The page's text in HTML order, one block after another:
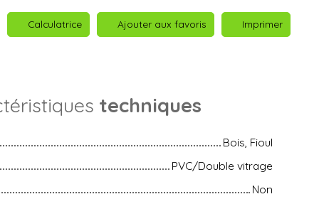
Calculatrice Ajouter aux favoris Imprimer
techniques
Bois, Fioul
PVC/Double vitrage
Non